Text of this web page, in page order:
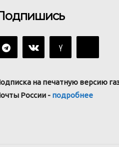
на печатную версию
России - подробнее